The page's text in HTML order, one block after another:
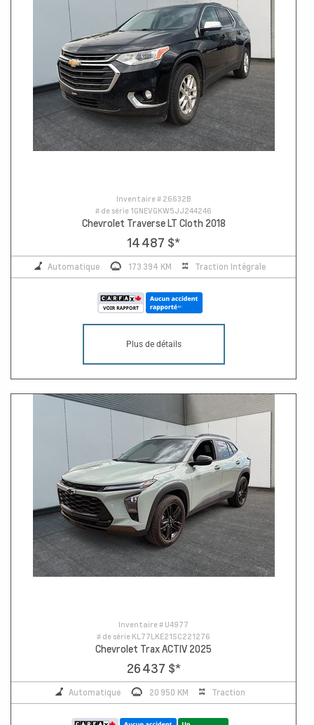
Inventaire # 26632B
# de série 1GNEVGKW5JJ244246
Chevrolet Traverse LT Cloth 2018
14 487 $*
Automatique 173 394 KM Traction Intégrale
Plus de détails
Inventaire # U4977
# de série KL77LKE21SC221276
Chevrolet Trax ACTIV 2025
26 437 $*
Automatique 20 950 KM Traction